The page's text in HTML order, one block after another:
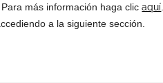
más información haga clicaquí
a la siguiente sección.